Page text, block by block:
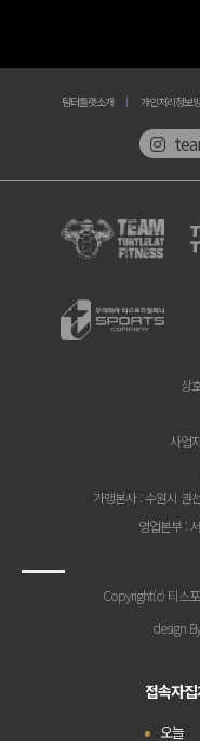
팀터틀랫소개 개인처리정보
상
사업
가맹본사: 수원시 권
영업본부:
Copyright(c) 티스
design
접속자
오늘